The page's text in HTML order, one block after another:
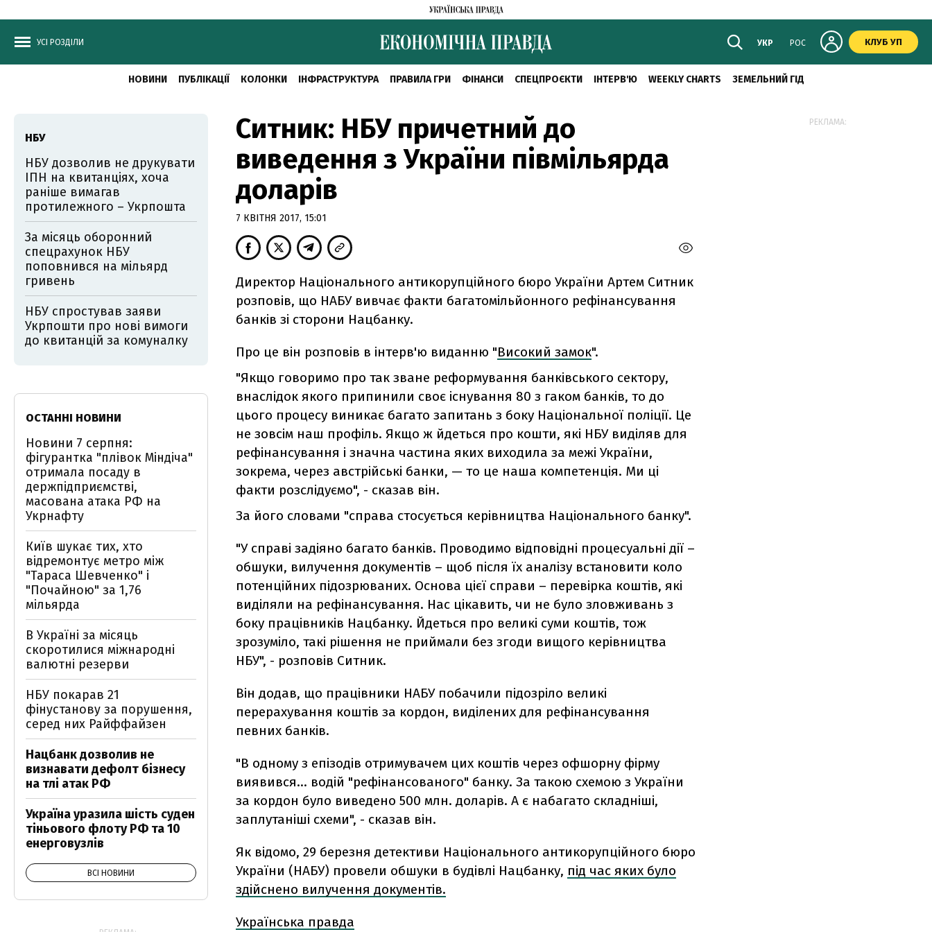
УСІ РОЗДІЛИ УКР РОС КЛУБ УП
НОВИНИ ПУБЛІКАЦІЇ КОЛОНКИ ІНФРАСТРУКТУРА ПРАВИЛА ГРИ ФІНАНСИ СПЕЦПРОЄКТИ ІНТЕРВ'Ю WEEKLY CHARTS ЗЕМЕЛЬНИЙ ГІД
Ситник: НБУ причетний до
виведення з України півмільярда
доларів
7 КВІТНЯ 2017, 15:01
Директор Національного антикорупційного бюро України Артем Ситник
розповів, що НАБУ вивчає факти багатомільйонного рефінансування
банків зі сторони Нацбанку.
Про це він розповів в інтерв'ю виданню "Високий замок".
"Якщо говоримо про так зване реформування банківського сектору,
внаслідок якого припинили своє існування 80 з гаком банків, то до
цього процесу виникає багато запитань з боку Національної поліції. Це
не зовсім наш профіль. Якщо ж йдеться про кошти, які НБУ виділяв для
рефінансування і значна частина яких виходила за межі України,
зокрема, через австрійські банки, — то це наша компетенція. Ми ці
факти розслідуємо", - сказав він.
За його словами "справа стосується керівництва Національного банку".
"У справі задіяно багато банків. Проводимо відповідні процесуальні дії –
обшуки, вилучення документів – щоб після їх аналізу встановити коло
потенційних підозрюваних. Основа цієї справи – перевірка коштів, які
виділяли на рефінансування. Нас цікавить, чи не було зловживань з
боку працівників Нацбанку. Йдеться про великі суми коштів, тож
зрозуміло, такі рішення не приймали без згоди вищого керівництва
НБУ", - розповів Ситник.
Він додав, що працівники НАБУ побачили підозріло великі
перерахування коштів за кордон, виділених для рефінансування
певних банків.
"В одному з епізодів отримувачем цих коштів через офшорну фірму
виявився… водій "рефінансованого" банку. За такою схемою з України
за кордон було виведено 500 млн. доларів. А є набагато складніші,
заплутаніші схеми", - сказав він.
Як відомо, 29 березня детективи Національного антикорупційного бюро
України (НАБУ) провели обшуки в будівлі Нацбанку, під час яких було
здійснено вилучення документів.
Українська правда
НБУ
НБУ дозволив не друкувати
ІПН на квитанціях, хоча
раніше вимагав
протилежного – Укрпошта
За місяць оборонний
спецрахунок НБУ
поповнився на мільярд
гривень
НБУ спростував заяви
Укрпошти про нові вимоги
до квитанцій за комуналку
ОСТАННІ НОВИНИ
Новини 7 серпня:
фігурантка "плівок Міндіча"
отримала посаду в
держпідприємстві,
масована атака РФ на
Укрнафту
Київ шукає тих, хто
відремонтує метро між
"Тараса Шевченко" і
"Почайною" за 1,76
мільярда
В Україні за місяць
скоротилися міжнародні
валютні резерви
НБУ покарав 21
фінустанову за порушення,
серед них Райффайзен
Нацбанк дозволив не
визнавати дефолт бізнесу
на тлі атак РФ
Україна уразила шість суден
тіньового флоту РФ та 10
енерговузлів
ВСІ НОВИНИ
РЕКЛАМА: